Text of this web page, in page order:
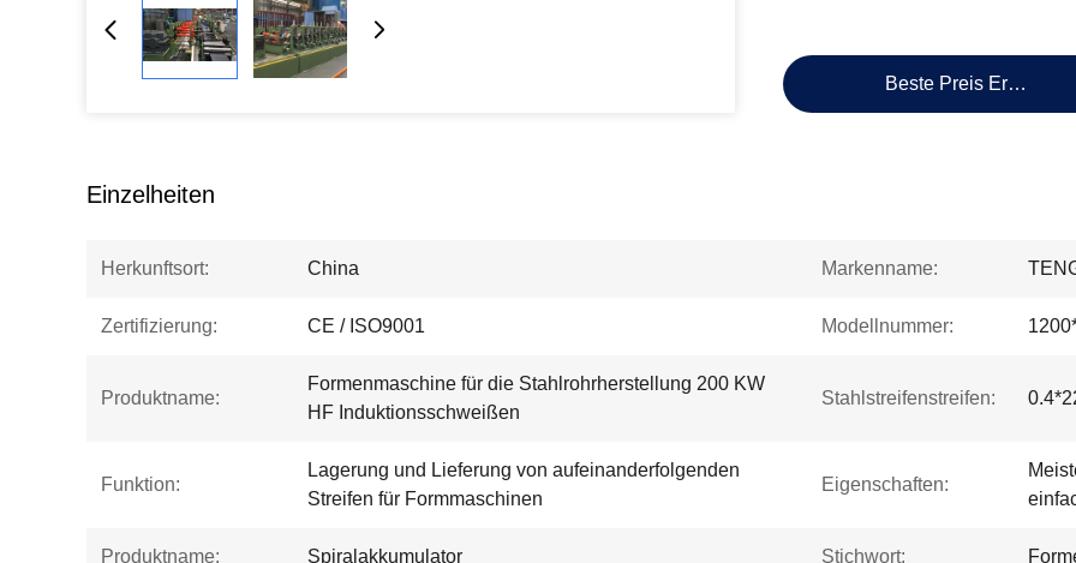
Beste Preis Erhalten
Einzelheiten
Herkunftsort: China Markenname:
Zertifizierung: CE / ISO9001 Modellnummer:
Produktname:
Formenmaschine für die Stahlrohrherstellung 200 KW
HF Induktionsschweißen
Stahlstreifenstreifen:
Funktion:
Lagerung und Lieferung von aufeinanderfolgenden
Streifen für Formmaschinen
Eigenschaften:
Produktname: Spiralakkumulator Stichwort: